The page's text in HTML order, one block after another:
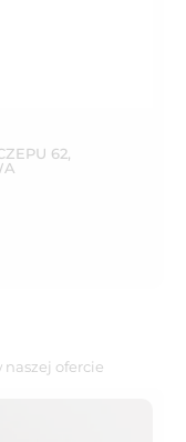
62,
naszej ofercie